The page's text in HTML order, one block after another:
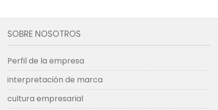
SOBRE NOSOTROS
Perfil de la empresa
interpretación de marca
cultura empresarial